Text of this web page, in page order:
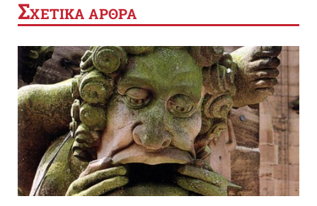
ΣΧΕΤΙΚΑ ΑΡΘΡΑ